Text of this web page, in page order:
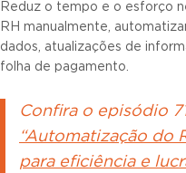
Reduz o tempo e o esforço
RH manualmente,
dados, atualizações de
folha de pagamento.
Confira o episódio
“Automatização do
para eficiência e